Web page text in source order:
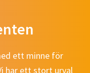
ett minne för
har ett stort urval